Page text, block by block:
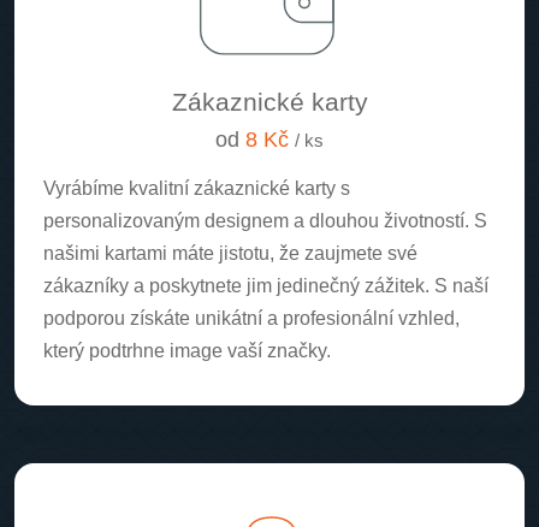
Zákaznické karty
od 8 Kč / ks
Vyrábíme kvalitní zákaznické karty s
personalizovaným designem a dlouhou životností. S
našimi kartami máte jistotu, že zaujmete své
zákazníky a poskytnete jim jedinečný zážitek. S naší
podporou získáte unikátní a profesionální vzhled,
který podtrhne image vaší značky.